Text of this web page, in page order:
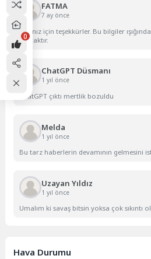
FATMA
7 ay önce
Yazınız için teşekkürler. Bu bilgiler
olacaktır.
ChatGPT Düsmanı
1 yıl önce
ChatGPT çıktı mertlik bozuldu
Melda
1 yıl önce
Bu tarz haberlerin devamının gelmesini
Uzayan Yıldız
1 yıl önce
Umalım ki savaş bitsin yoksa çok sıkıntı
Hava Durumu
0